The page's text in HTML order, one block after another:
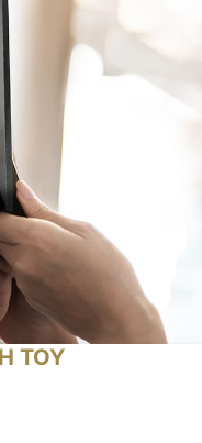
ΤΟΥ